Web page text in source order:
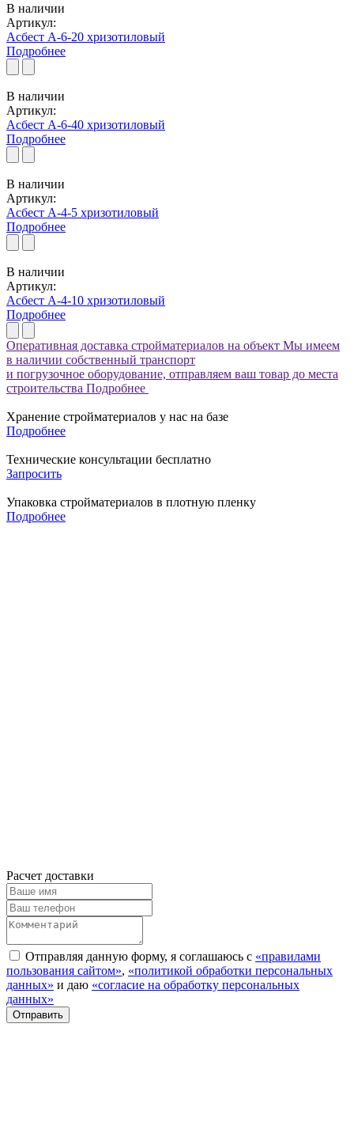
В наличии
Артикул:
Асбест А-6-20 хризотиловый
Подробнее
В наличии
Артикул:
Асбест А-6-40 хризотиловый
Подробнее
В наличии
Артикул:
Асбест А-4-5 хризотиловый
Подробнее
В наличии
Артикул:
Асбест А-4-10 хризотиловый
Подробнее
Оперативная доставка стройматериалов на объект Мы имеем
в наличии собственный транспорт
и погрузочное оборудование, отправляем ваш товар до места
строительства Подробнее
Хранение стройматериалов у нас на базе
Подробнее
Технические консультации бесплатно
Запросить
Упаковка стройматериалов в плотную пленку
Подробнее
Расчет доставки
Отправляя данную форму, я соглашаюсь с «правилами
пользования сайтом», «политикой обработки персональных
данных» и даю «согласие на обработку персональных
данных»